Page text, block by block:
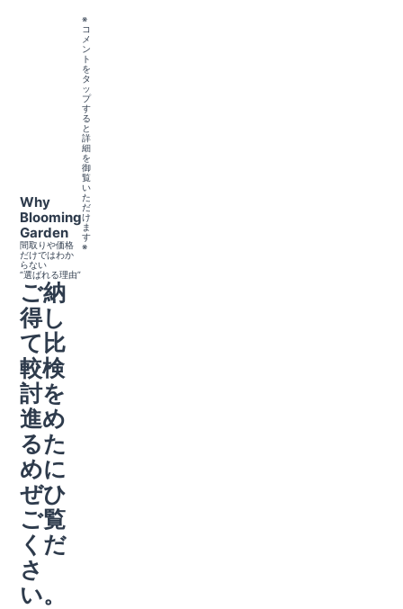
Why
Blooming
Garden
間取りや価格
だけではわか
らない
“選ばれる理由”
ご納
得し
て比
較検
討を
進め
るた
めに
ぜひ
ご覧
くだ
さ
い。
※
コ
メ
ン
ト
を
タ
ッ
プ
す
る
と
詳
細
を
御
覧
い
た
だ
け
ま
す
※